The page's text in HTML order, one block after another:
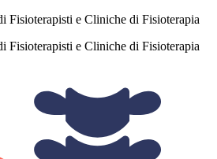
e Cliniche di Fisioterapia
e Cliniche di Fisioterapia